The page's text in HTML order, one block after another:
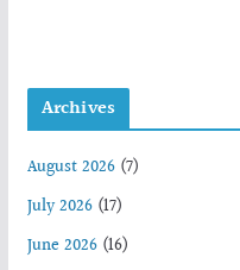
Archives
August 2026(7)
July 2026(17)
June 2026(16)